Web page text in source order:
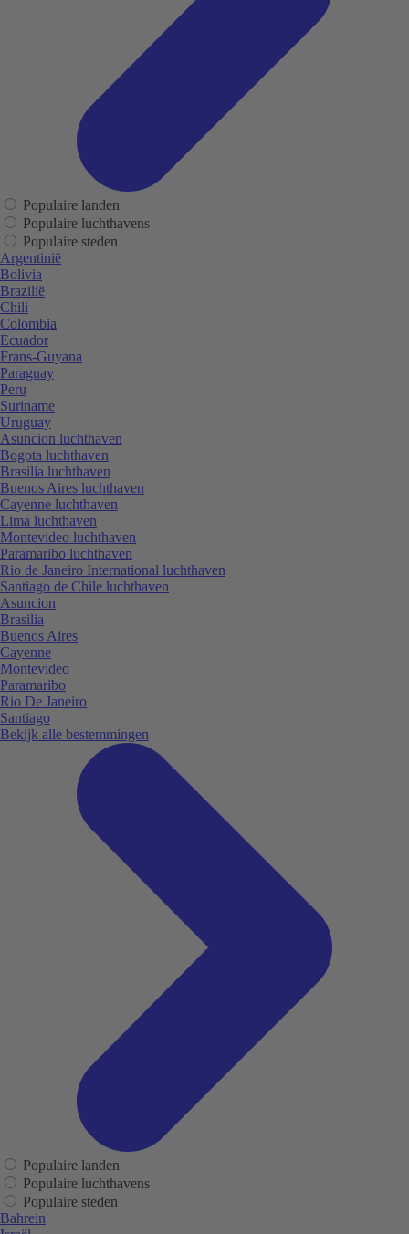
Populaire landen
Populaire luchthavens
Populaire steden
Argentinië
Bolivia
Brazilië
Chili
Colombia
Ecuador
Frans-Guyana
Paraguay
Peru
Suriname
Uruguay
Asuncion luchthaven
Bogota luchthaven
Brasilia luchthaven
Buenos Aires luchthaven
Cayenne luchthaven
Lima luchthaven
Montevideo luchthaven
Paramaribo luchthaven
Rio de Janeiro International luchthaven
Santiago de Chile luchthaven
Asuncion
Brasilia
Buenos Aires
Cayenne
Montevideo
Paramaribo
Rio De Janeiro
Santiago
Bekijk alle bestemmingen
Populaire landen
Populaire luchthavens
Populaire steden
Bahrein